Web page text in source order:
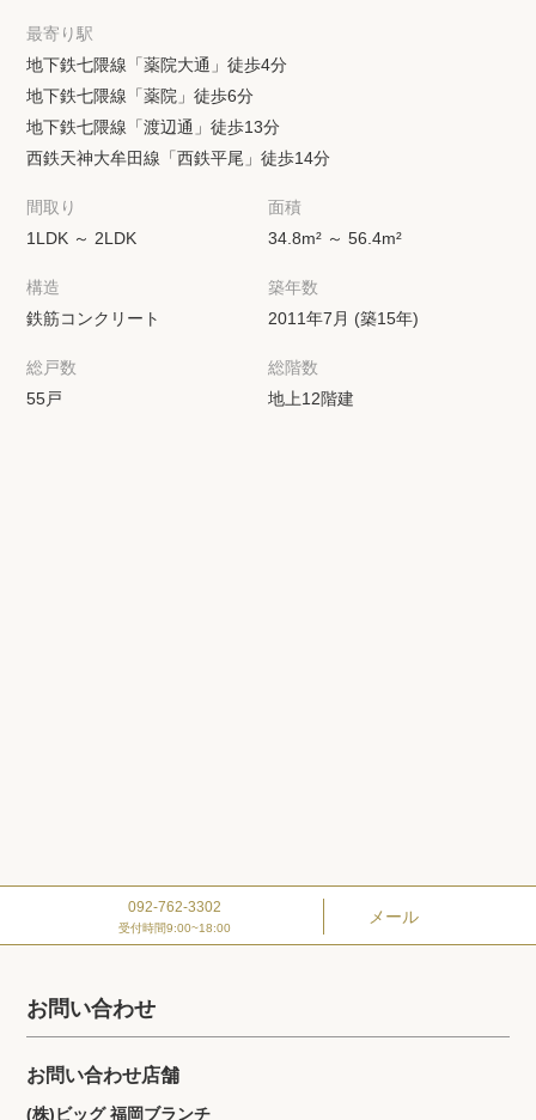
最寄り駅
地下鉄七隈線「薬院大通」徒歩4分
地下鉄七隈線「薬院」徒歩6分
地下鉄七隈線「渡辺通」徒歩13分
西鉄天神大牟田線「西鉄平尾」徒歩14分
間取り
1LDK ～ 2LDK
面積
34.8m² ～ 56.4m²
構造
鉄筋コンクリート
築年数
2011年7月 (築15年)
総戸数
55戸
総階数
地上12階建
092-762-3302
受付時間9:00~18:00
メール
お問い合わせ
お問い合わせ店舗
(株)ビッグ 福岡ブランチ